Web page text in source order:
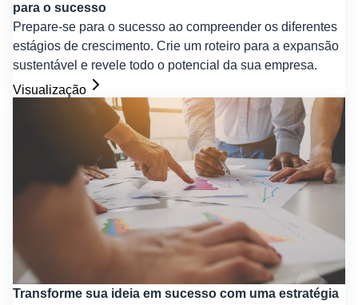
para o sucesso
Prepare-se para o sucesso ao compreender os diferentes
estágios de crescimento. Crie um roteiro para a expansão
sustentável e revele todo o potencial da sua empresa.
Visualização
Transforme sua ideia em sucesso com uma estratégia